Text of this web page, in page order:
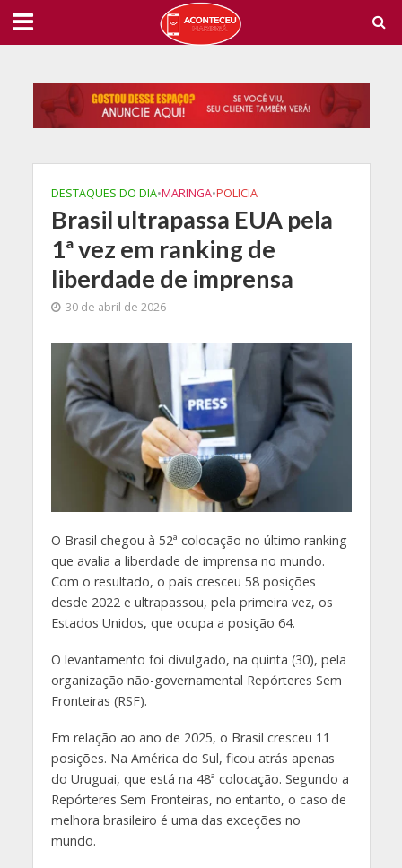
DESTAQUES DO DIA•MARINGA•POLICIA
Brasil ultrapassa EUA pela
1ª vez em ranking de
liberdade de imprensa
30 de abril de 2026
O Brasil chegou à 52ª colocação no último ranking
que avalia a liberdade de imprensa no mundo.
Com o resultado, o país cresceu 58 posições
desde 2022 e ultrapassou, pela primeira vez, os
Estados Unidos, que ocupa a posição 64.
O levantamento foi divulgado, na quinta (30), pela
organização não-governamental Repórteres Sem
Fronteiras (RSF).
Em relação ao ano de 2025, o Brasil cresceu 11
posições. Na América do Sul, ficou atrás apenas
do Uruguai, que está na 48ª colocação. Segundo a
Repórteres Sem Fronteiras, no entanto, o caso de
melhora brasileiro é uma das exceções no
mundo.